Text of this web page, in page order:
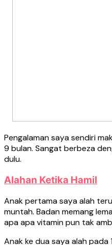
Pengalaman saya sendiri
9 bulan. Sangat berbeza
dulu.
Alahan Ketika Hamil
Anak pertama saya alah
muntah. Badan memang
apa apa vitamin pun tak
Anak ke dua saya alah